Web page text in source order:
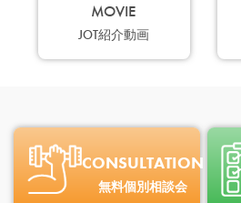
MOVIE
JOT紹介動画
CONSULTATION
無料個別相談会